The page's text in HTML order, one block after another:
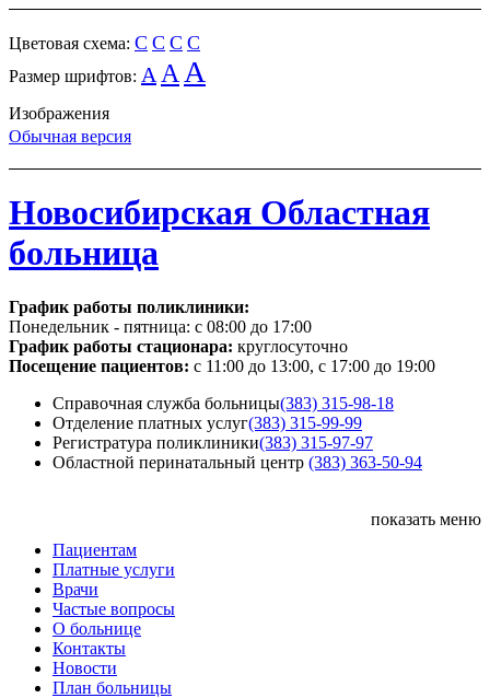
Цветовая схема: C C C C
Размер шрифтов: A A A
Изображения
Обычная версия
Новосибирская Областная
больница
График работы поликлиники:
Понедельник - пятница: с 08:00 до 17:00
График работы стационара: круглосуточно
Посещение пациентов: с 11:00 до 13:00, с 17:00 до 19:00
Справочная служба больницы(383) 315-98-18
Отделение платных услуг(383) 315-99-99
Регистратура поликлиники(383) 315-97-97
Областной перинатальный центр (383) 363-50-94
показать меню
Пациентам
Платные услуги
Врачи
Частые вопросы
О больнице
Контакты
Новости
План больницы